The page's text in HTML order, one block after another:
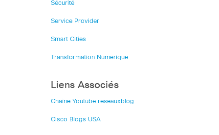
Sécurité
Service Provider
Smart Cities
Transformation Numérique
Liens Associés
Chaîne Youtube reseauxblog
Cisco Blogs USA